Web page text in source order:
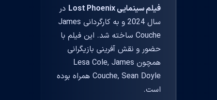
فیلم سینمایی Lost Phoenix
در
سال 2024 و به کارگردانی James
Couche ساخته شد. این فیلم با
حضور و نقش آفرینی بازیگرانی
همچون Lesa Cole, James
Couche, Sean Doyle همراه بوده
است.